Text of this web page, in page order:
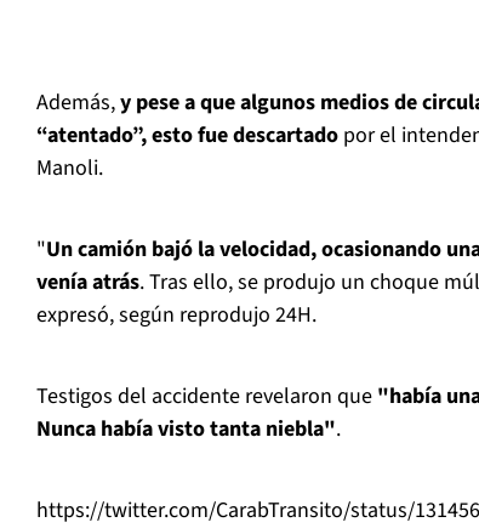
Además,y pese a que algunos medios de
“atentado”, esto fue descartado por el
Manoli.
"Un camión bajó la velocidad, ocasionando
venía atrás. Tras ello, se produjo un choque
expresó, según reprodujo 24H.
Testigos del accidente revelaron que "había
Nunca había visto tanta niebla".
https://twitter.com/CarabTransito/status/